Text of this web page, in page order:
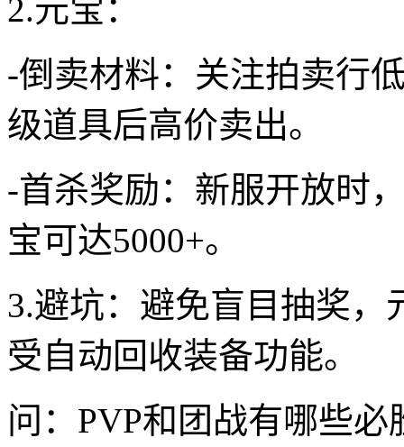
2.元宝：
-倒卖材料：关注拍卖行
级道具后高价卖出。
-首杀奖励：新服开放时
宝可达5000+。
3.避坑：避免盲目抽奖，
受自动回收装备功能。
问：PVP和团战有哪些必